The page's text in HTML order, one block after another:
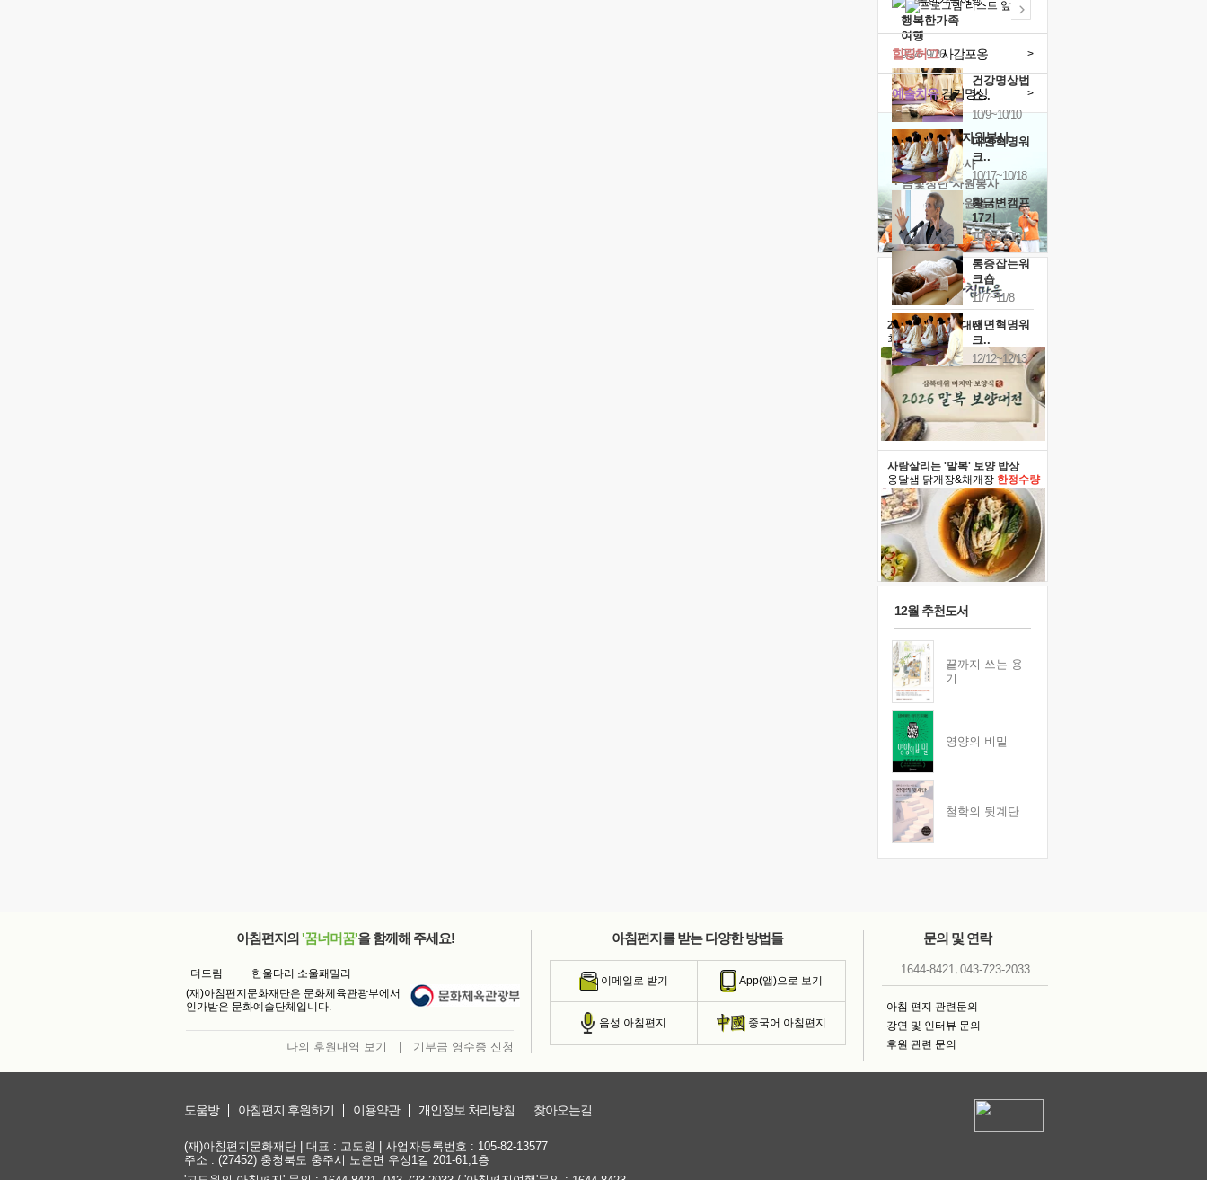
행복한가족
여행
9/24~9/26
건강명상법
스..
10/9~10/10
내면혁명워
크..
10/17~10/18
황금변캠프
17기
10/30~10/31
통증잡는워
크숍
11/7~11/8
내면혁명워
크..
12/12~12/13
예술치유걷기명상 >
힐링허그사감포옹 >
'옹달샘의 꽃'자원봉사
· 청년 자원봉사
· 금빛청년 자원봉사
· 음식연구 자원봉사
2026 말복 보양대전
최대74%할인
사람살리는 '말복' 보양 밥상
옹달샘 닭개장&채개장 한정수량
12월 추천도서
끝까지 쓰는 용
기
영양의 비밀
철학의 뒷계단
아침편지의 '꿈너머꿈'을 함께해 주세요!
더드림
한울타리 소울패밀리
(재)아침편지문화재단은 문화체육관광부에서
인가받은 문화예술단체입니다.
나의 후원내역 보기 기부금 영수증 신청
아침편지를 받는 다양한 방법들
이메일로 받기 App(앱)으로 보기
음성 아침편지 중국어 아침편지
문의 및 연락
1644-8421, 043-723-2033
아침 편지 관련문의
강연 및 인터뷰 문의
후원 관련 문의
도움방 아침편지 후원하기 이용약관 개인정보 처리방침 찾아오는길
(재)아침편지문화재단 | 대표 : 고도원 | 사업자등록번호 : 105-82-13577
주소 : (27452) 충청북도 충주시 노은면 우성1길 201-61,1층